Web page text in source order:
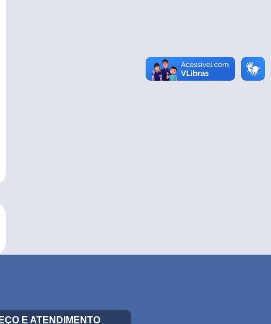
E ATENDIMENTO